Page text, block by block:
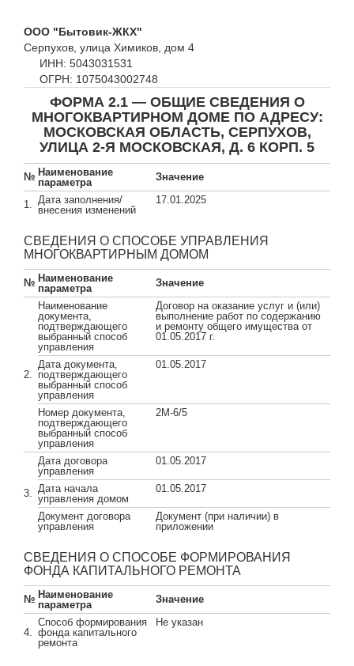
ООО "Бытовик-ЖКХ"
Серпухов, улица Химиков, дом 4
ИНН: 5043031531
ОГРН: 1075043002748
ФОРМА 2.1 — ОБЩИЕ СВЕДЕНИЯ О
МНОГОКВАРТИРНОМ ДОМЕ ПО АДРЕСУ:
МОСКОВСКАЯ ОБЛАСТЬ, СЕРПУХОВ,
УЛИЦА 2-Я МОСКОВСКАЯ, Д. 6 КОРП. 5
№ Наименование
параметра
Значение
1. Дата заполнения/
внесения изменений
17.01.2025
СВЕДЕНИЯ О СПОСОБЕ УПРАВЛЕНИЯ
МНОГОКВАРТИРНЫМ ДОМОМ
№ Наименование
параметра
Значение
2.
Наименование
документа,
подтверждающего
выбранный способ
управления
Договор на оказание услуг и (или)
выполнение работ по содержанию
и ремонту общего имущества от
01.05.2017 г.
Дата документа,
подтверждающего
выбранный способ
управления
01.05.2017
Номер документа,
подтверждающего
выбранный способ
управления
2М-6/5
3.
Дата договора
управления
01.05.2017
Дата начала
управления домом
01.05.2017
Документ договора
управления
Документ (при наличии) в
приложении
СВЕДЕНИЯ О СПОСОБЕ ФОРМИРОВАНИЯ
ФОНДА КАПИТАЛЬНОГО РЕМОНТА
№ Наименование
параметра
Значение
4.
Способ формирования
фонда капитального
ремонта
Не указан